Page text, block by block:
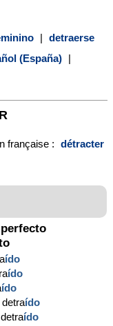
| detraerse
(España) |
française : détracter
ído
ído
ído
ído
ído